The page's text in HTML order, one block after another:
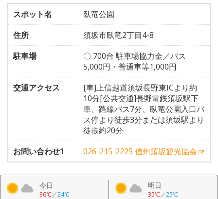
スポット名
臥竜公園
住所
須坂市臥竜2丁目4-8
駐車場
〇 700台 駐車場協力金／バス
5,000円・普通車等1,000円
交通アクセス
[車]上信越道須坂長野東ICより約
10分[公共交通]長野電鉄須坂駅下
車、路線バス7分、臥竜公園入口バ
ス停より徒歩3分または須坂駅より
徒歩約20分
お問い合わせ1
026-215-2225 信州須坂観光協会
今日
36℃／24℃
明日
35℃／25℃